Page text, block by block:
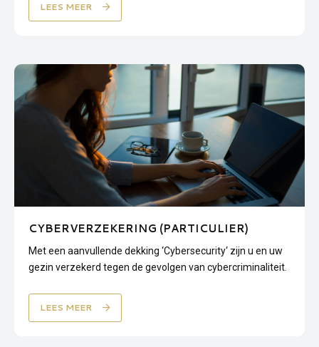
LEES MEER
CYBERVERZEKERING (PARTICULIER)
Met een aanvullende dekking ‘Cybersecurity‘ zijn u en uw
gezin verzekerd tegen de gevolgen van cybercriminaliteit.
LEES MEER